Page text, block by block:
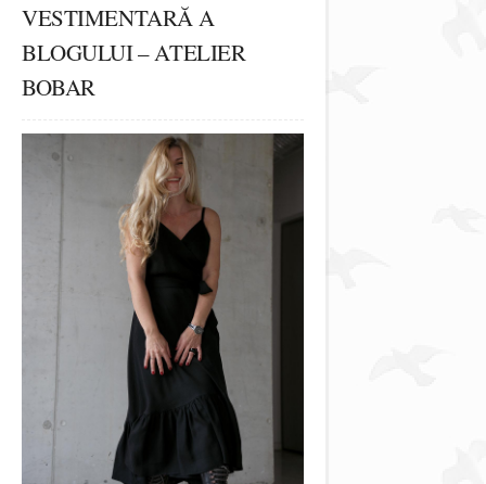
VESTIMENTARĂ A
BLOGULUI – ATELIER
BOBAR